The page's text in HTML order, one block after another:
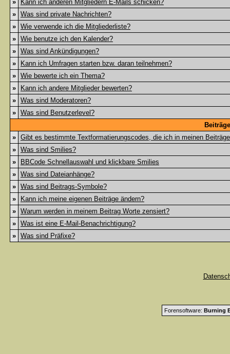
»
Kann ich anderen Mitgliedern E-Mails schicken?
» Was sind private Nachrichten?
» Wie verwende ich die Mitgliederliste?
» Wie benutze ich den Kalender?
» Was sind Ankündigungen?
»
Kann ich Umfragen starten bzw. daran teilnehmen?
» Wie bewerte ich ein Thema?
»
Kann ich andere Mitglieder bewerten?
» Was sind Moderatoren?
» Was sind Benutzerlevel?
» Gibt es bestimmte Textformatierungscodes, die ich in meinen
» Was sind Smilies?
»
BBCode Schnellauswahl und klickbare Smilies
» Was sind Dateianhänge?
» Was sind Beitrags-Symbole?
»
Kann ich meine eigenen Beiträge ändern?
» Warum werden in meinem Beitrag Worte zensiert?
» Was ist eine E-Mail-Benachrichtigung?
» Was sind Präfixe?
Forensoftware: Burning